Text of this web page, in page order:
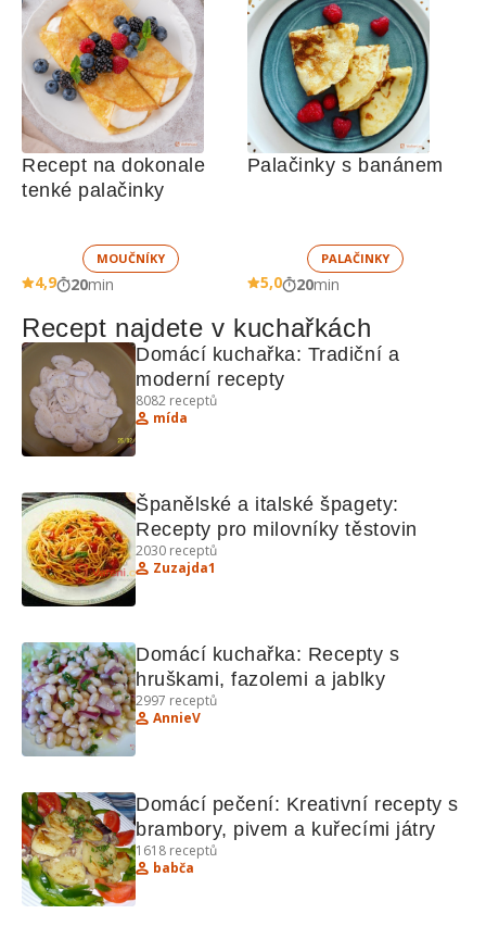
Recept na dokonale
tenké palačinky
MOUČNÍKY
4,9 20min
Palačinky s banánem
PALAČINKY
5,0 20min
Recept najdete v kuchařkách
Domácí kuchařka: Tradiční a
moderní recepty
8082 receptů
mída
Španělské a italské špagety:
Recepty pro milovníky těstovin
2030 receptů
Zuzajda1
Domácí kuchařka: Recepty s
hruškami, fazolemi a jablky
2997 receptů
AnnieV
Domácí pečení: Kreativní recepty s
brambory, pivem a kuřecími játry
1618 receptů
babča